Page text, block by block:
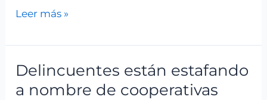
Leer más »
Delincuentes están estafando
a nombre de cooperativas
Delincuentes
están